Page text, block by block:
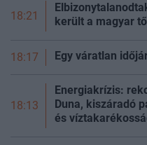
18:21
került a magyar
18:17 Egy váratlan
18:13
Energiakrízis:
Duna, kiszáradó
és